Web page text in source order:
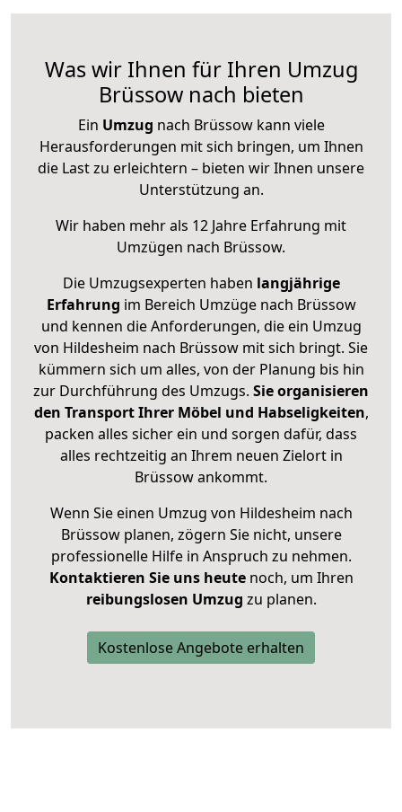
Was wir Ihnen für Ihren Umzug
Brüssow nach bieten
Ein Umzug nach Brüssow kann viele
Herausforderungen mit sich bringen, um Ihnen
die Last zu erleichtern – bieten wir Ihnen unsere
Unterstützung an.
Wir haben mehr als 12 Jahre Erfahrung mit
Umzügen nach Brüssow.
Die Umzugsexperten haben langjährige
Erfahrung im Bereich Umzüge nach Brüssow
und kennen die Anforderungen, die ein Umzug
von Hildesheim nach Brüssow mit sich bringt. Sie
kümmern sich um alles, von der Planung bis hin
zur Durchführung des Umzugs. Sie organisieren
den Transport Ihrer Möbel und Habseligkeiten,
packen alles sicher ein und sorgen dafür, dass
alles rechtzeitig an Ihrem neuen Zielort in
Brüssow ankommt.
Wenn Sie einen Umzug von Hildesheim nach
Brüssow planen, zögern Sie nicht, unsere
professionelle Hilfe in Anspruch zu nehmen.
Kontaktieren Sie uns heutenoch, um Ihren
reibungslosen Umzug zu planen.
Kostenlose Angebote erhalten